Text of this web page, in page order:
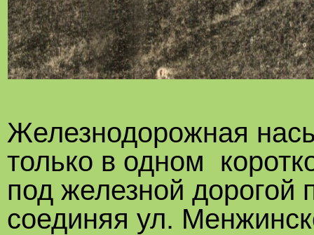
Железнодорожная
только в одном
под железной дорогой
соединяя ул.